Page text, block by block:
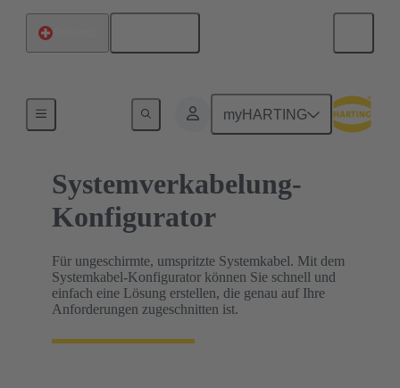
myHARTING
HARTING Produkt-Konfiguratoren
Systemverkabelung-
Konfigurator
Für ungeschirmte, umspritzte Systemkabel. Mit dem
Systemkabel-Konfigurator können Sie schnell und
einfach eine Lösung erstellen, die genau auf Ihre
Anforderungen zugeschnitten ist.